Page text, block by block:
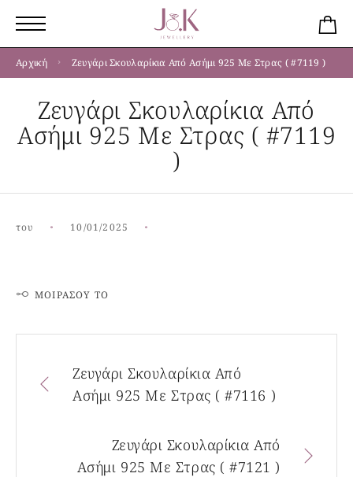
Αρχική Ζευγάρι Σκουλαρίκια Από Ασήμι 925 Με Στρας ( #7119 )
Ζευγάρι Σκουλαρίκια Από
Ασήμι 925 Με Στρας ( #7119
)
του 10/01/2025
ΜΟΙΡΆΣΟΥ ΤΟ
Ζευγάρι Σκουλαρίκια Από
Ασήμι 925 Με Στρας ( #7116 )
Ζευγάρι Σκουλαρίκια Από
Ασήμι 925 Με Στρας ( #7121 )